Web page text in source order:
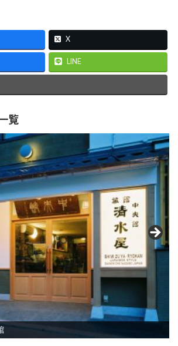
X
LINE
覧
～ふたつとない景色～
ょうかん）
タン長野
口
ル
ーク 長野駅前
亭
吉右衛門
長野